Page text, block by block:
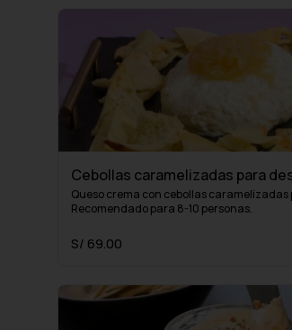
Cebollas caramelizadas para
Queso crema con cebollas caramelizadas
Recomendado para 8-10 personas.
S/ 69.00